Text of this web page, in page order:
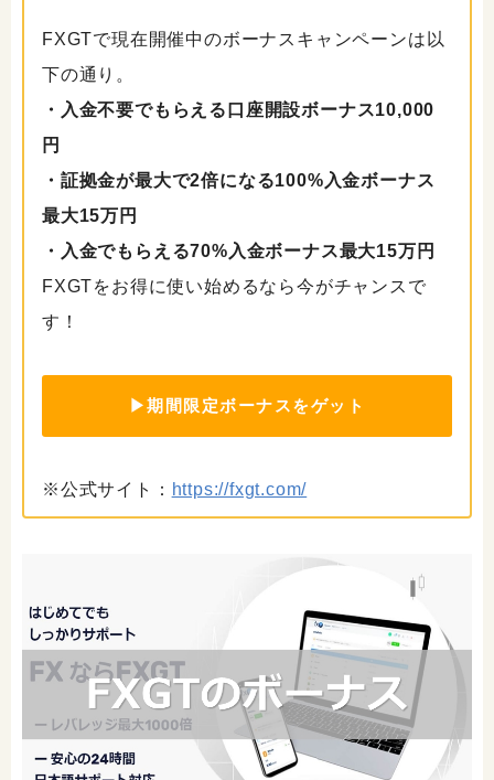
FXGTで現在開催中のボーナスキャンペーンは以
下の通り。
・入金不要でもらえる口座開設ボーナス10,000
円
・証拠金が最大で2倍になる100%入金ボーナス
最大15万円
・入金でもらえる70%入金ボーナス最大15万円
FXGTをお得に使い始めるなら今がチャンスで
す！
▶期間限定ボーナスをゲット
※公式サイト： https://fxgt.com/